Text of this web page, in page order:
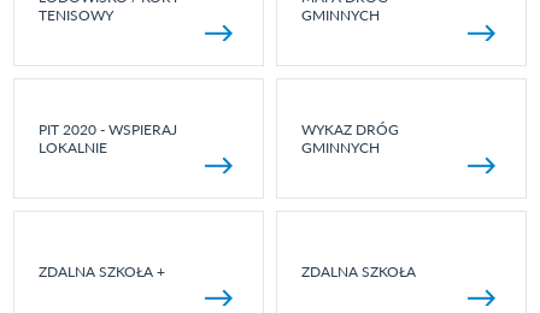
TENISOWY
GMINNYCH
PIT 2020 - WSPIERAJ
LOKALNIE
WYKAZ DRÓG
GMINNYCH
ZDALNA SZKOŁA + ZDALNA SZKOŁA